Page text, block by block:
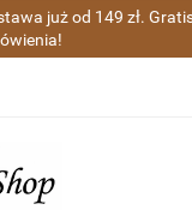
już od 149 zł.